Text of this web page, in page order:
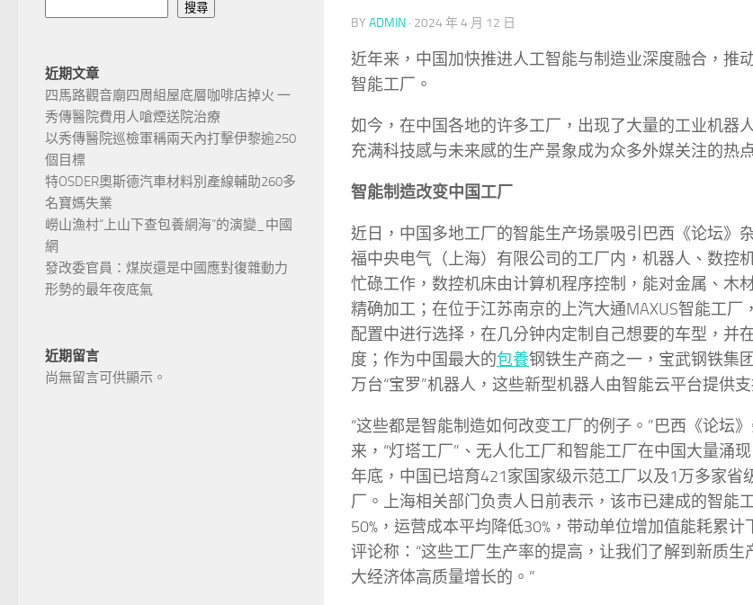
BY ADMIN · 2024 年 4 月 12 日
近年来，中国加快推进人工智能与制造业深度融合，推
智能工厂。
如今，在中国各地的许多工厂，出现了大量的工业机器
充满科技感与未来感的生产景象成为众多外媒关注的热
智能制造改变中国工厂
近日，中国多地工厂的智能生产场景吸引巴西《论坛》
福中央电气（上海）有限公司的工厂内，机器人、数控机
忙碌工作，数控机床由计算机程序控制，能对金属、木
精确加工；在位于江苏南京的上汽大通MAXUS智能工厂
配置中进行选择，在几分钟内定制自己想要的车型，并
度；作为中国最大的包養钢铁生产商之一，宝武钢铁集
万台“宝罗”机器人，这些新型机器人由智能云平台提供
“这些都是智能制造如何改变工厂的例子。”巴西《论坛
来，“灯塔工厂”、无人化工厂和智能工厂在中国大量涌
年底，中国已培育421家国家级示范工厂以及1万多家省
厂。上海相关部门负责人日前表示，该市已建成的智能
50%，运营成本平均降低30%，带动单位增加值能耗累计
评论称：“这些工厂生产率的提高，让我们了解到新质生
大经济体高质量增长的。”
搜尋
近期文章
四馬路觀音廟四周組屋底層咖啡店掉火 一
秀傳醫院費用人嗆煙送院治療
以秀傳醫院巡檢軍稱兩天內打擊伊黎逾250
個目標
特OSDER奧斯德汽車材料別產線輔助260多
名寶媽失業
嶗山漁村“上山下查包養網海”的演變_中國
網
發改委官員：煤炭還是中國應對復雜動力
形勢的最年夜底氣
近期留言
尚無留言可供顯示。